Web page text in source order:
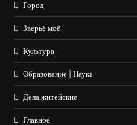
Город
Зверьё моё
Культура
Образование | Наука
Дела житейские
Главное